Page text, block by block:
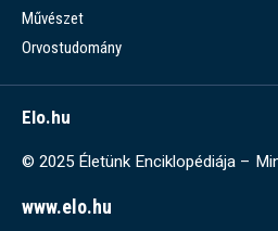
Művészet
Orvostudomány
Elo.hu
© 2025 Életünk Enciklopédiája –
www.elo.hu